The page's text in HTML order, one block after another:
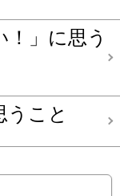
！」に思う
うこと